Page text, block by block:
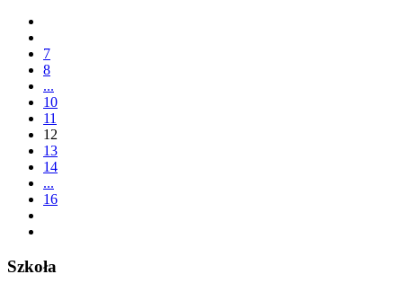
7
8
...
10
11
12
13
14
...
16
Szkoła